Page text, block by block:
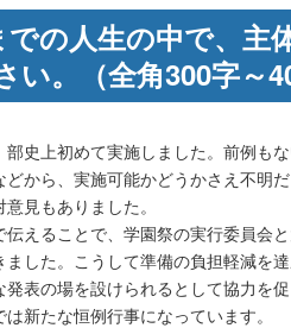
の人生の中で、主
。（全角300字～
史上初めて実施しました。前例も
から、実施可能かどうかさえ不明
見もありました。
えることで、学園祭の実行委員会
した。こうして準備の負担軽減を
表の場を設けられるとして協力を
新たな恒例行事になっています。